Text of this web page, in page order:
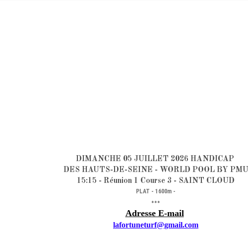
DIMANCHE 05 JUILLET 2026 HANDICAP
DES HAUTS-DE-SEINE - WORLD POOL BY PMU
15:15 - Réunion 1 Course 3 - SAINT CLOUD
PLAT - 1600m -
+++
Adresse E-mail
lafortuneturf@gmail.com